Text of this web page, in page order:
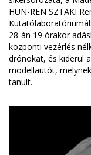
HUN-REN SZTAKI
28-án 19 órakor
központi vezérlés
drónokat, és kiderül
modellautót,
tanult.